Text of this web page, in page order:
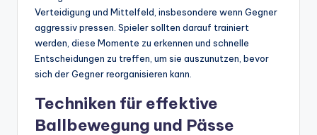
Verteidigung und Mittelfeld, insbesondere wenn Gegner
aggressiv pressen. Spieler sollten darauf trainiert
werden, diese Momente zu erkennen und schnelle
Entscheidungen zu treffen, um sie auszunutzen, bevor
sich der Gegner reorganisieren kann.
Techniken für effektive
Ballbewegung und Pässe